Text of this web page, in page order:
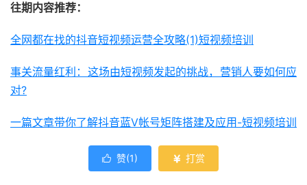
往期内容推荐：
全网都在找的抖音短视频运营全攻略(1)短视频培训
事关流量红利：这场由短视频发起的挑战，营销人要如何应
对?
一篇文章带你了解抖音蓝V帐号矩阵搭建及应用-短视频培训
 赞(1)  打赏